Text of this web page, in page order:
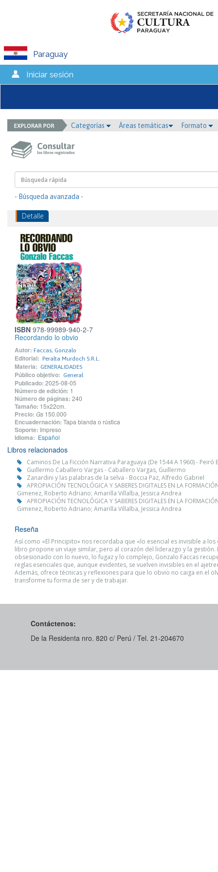
Paraguay
Iniciar sesión
Categorías Áreas temáticas Formato
- Búsqueda avanzada -
Detalle
ISBN 978-99989-940-2-7
Recordando lo obvio
Autor: Faccas, Gonzalo
Editorial: Peralta Murdoch S.R.L.
Materia: GENERALIDADES
Público objetivo: General
Publicado: 2025-08-05
Número de edición: 1
Número de páginas: 240
Tamaño: 15x22cm.
Precio: Gs 150.000
Encuadernación: Tapa blanda o rústica
Soporte: Impreso
Idioma: Español
Libros relacionados
Caminos De La Ficción Narrativa Paraguaya (De 1544 A 1960) - Peiró
Guillermo Caballero Vargas - Caballero Vargas, Guillermo
Zanardini y las palabras de la selva - Boccia Paz, Alfredo Gabriel
APROPIACIÓN TECNOLÓGICA Y SABERES DIGITALES EN LA
Gimenez, Roberto Adriano; Amarilla Villalba, Jessica Andrea
APROPIACIÓN TECNOLÓGICA Y SABERES DIGITALES EN LA
Gimenez, Roberto Adriano; Amarilla Villalba, Jessica Andrea
Reseña
Así como «El Principito» nos recordaba que «lo esencial es invisible a los
libro propone un viaje similar, pero al corazón del liderazgo y la gestión.
obsesionado con lo nuevo, lo fugaz y lo complejo, Gonzalo Faccas
reglas esenciales que, aunque evidentes, se vuelven invisibles en el
Además, ofrece técnicas y reflexiones para que lo obvio no caiga en el
transforme tu forma de ser y de trabajar.
Contáctenos:
De la Residenta nro. 820 c/ Perú / Tel. 21-204670